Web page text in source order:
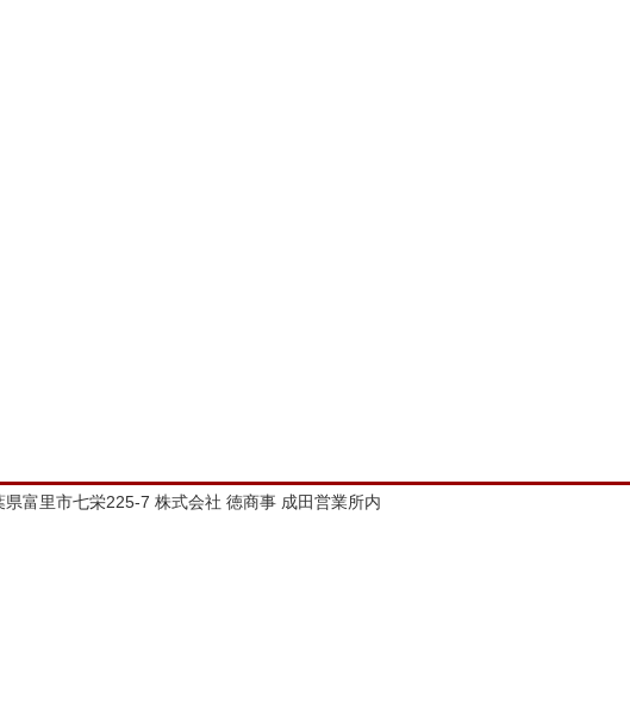
富里市七栄225-7 株式会社 徳商事 成田営業所内